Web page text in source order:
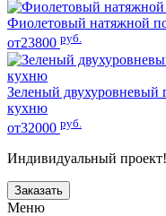
Фиолетовый натяжной
от23800 руб.
Зеленый двухуровневый
кухню
от32000 руб.
Индивидуальный проект!
Заказать
Меню